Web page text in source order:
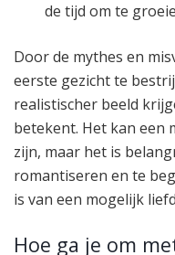
de tijd om te
Door de mythes en
eerste gezicht te
realistischer beeld
betekent. Het kan een
zijn, maar het is
romantiseren en te
is van een mogelijk
Hoe ga je om